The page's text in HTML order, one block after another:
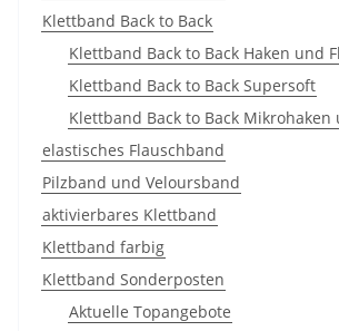
Klettband Back to Back
Klettband Back to Back Haken und
Klettband Back to Back Supersoft
Klettband Back to Back Mikrohaken
elastisches Flauschband
Pilzband und Veloursband
aktivierbares Klettband
Klettband farbig
Klettband Sonderposten
Aktuelle Topangebote